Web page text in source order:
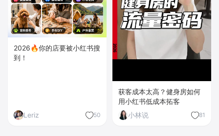
2026🔥你的店要被小红书搜
到！
Leriz 50
获客成本太高？健身房如何
用小红书低成本拓客
小林说
81